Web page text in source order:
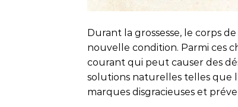
Durant la grossesse, le corps
nouvelle condition. Parmi ces
courant qui peut causer des
solutions naturelles telles que
marques disgracieuses et